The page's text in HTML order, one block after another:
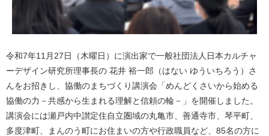
令和7年11月27日（木曜日）に演出家で一般社団法人日本カルチャ
ーデザイン研究所理事長の 花井 裕一郎（はない ゆういちろう）さ
んをお招きし、協働のまちづくり講演会「めんどくさいから始める
協働の力－共感から生まれる理解と信頼の輪－」を開催しました。
講演会には瀬戸内中讃定住自立圏域の丸亀市、善通寺市、琴平町、
多度津町、まんのう町にお住まいの方や行政職員など、85名の方に